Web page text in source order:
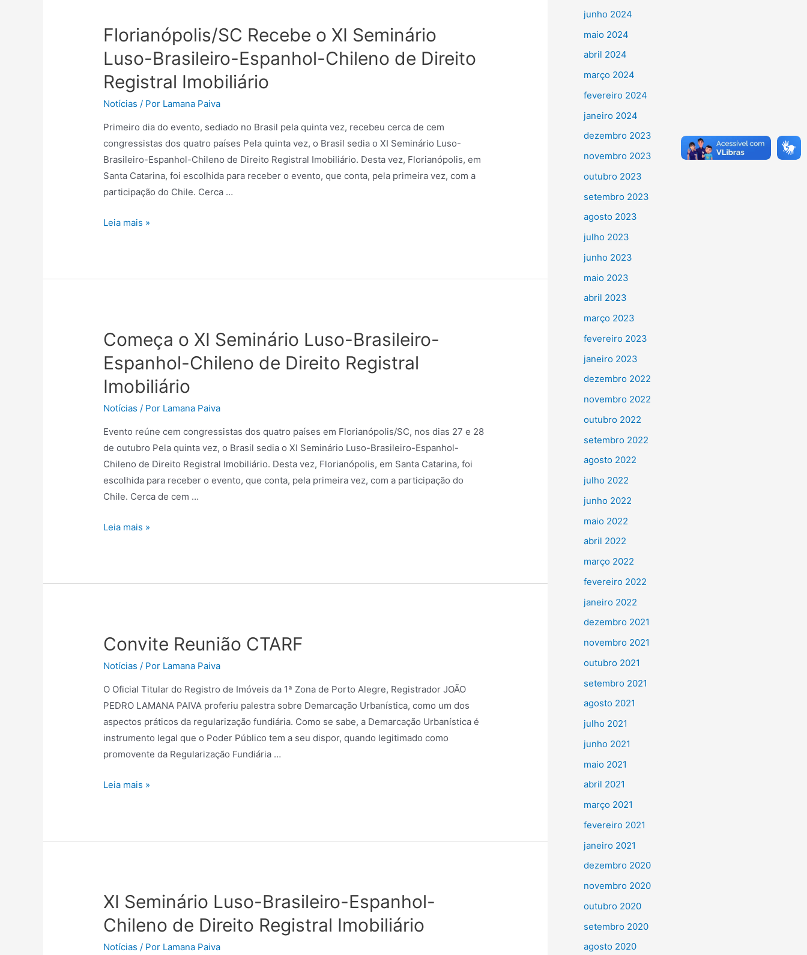
Florianópolis/SC Recebe o XI Seminário
Luso-Brasileiro-Espanhol-Chileno de Direito
Registral Imobiliário
Notícias / Por Lamana Paiva
Primeiro dia do evento, sediado no Brasil pela quinta vez, recebeu cerca de cem
congressistas dos quatro países Pela quinta vez, o Brasil sedia o XI Seminário Luso-
Brasileiro-Espanhol-Chileno de Direito Registral Imobiliário. Desta vez, Florianópolis, em
Santa Catarina, foi escolhida para receber o evento, que conta, pela primeira vez, com a
participação do Chile. Cerca …
Leia mais »
Começa o XI Seminário Luso-Brasileiro-
Espanhol-Chileno de Direito Registral
Imobiliário
Notícias / Por Lamana Paiva
Evento reúne cem congressistas dos quatro países em Florianópolis/SC, nos dias 27 e 28
de outubro Pela quinta vez, o Brasil sedia o XI Seminário Luso-Brasileiro-Espanhol-
Chileno de Direito Registral Imobiliário. Desta vez, Florianópolis, em Santa Catarina, foi
escolhida para receber o evento, que conta, pela primeira vez, com a participação do
Chile. Cerca de cem …
Leia mais »
Convite Reunião CTARF
Notícias / Por Lamana Paiva
O Oficial Titular do Registro de Imóveis da 1ª Zona de Porto Alegre, Registrador JOÃO
PEDRO LAMANA PAIVA proferiu palestra sobre Demarcação Urbanística, como um dos
aspectos práticos da regularização fundiária. Como se sabe, a Demarcação Urbanística é
instrumento legal que o Poder Público tem a seu dispor, quando legitimado como
promovente da Regularização Fundiária …
Leia mais »
XI Seminário Luso-Brasileiro-Espanhol-
Chileno de Direito Registral Imobiliário
Notícias / Por Lamana Paiva
junho 2024
maio 2024
abril 2024
março 2024
fevereiro 2024
janeiro 2024
dezembro 2023
novembro 2023
outubro 2023
setembro 2023
agosto 2023
julho 2023
junho 2023
maio 2023
abril 2023
março 2023
fevereiro 2023
janeiro 2023
dezembro 2022
novembro 2022
outubro 2022
setembro 2022
agosto 2022
julho 2022
junho 2022
maio 2022
abril 2022
março 2022
fevereiro 2022
janeiro 2022
dezembro 2021
novembro 2021
outubro 2021
setembro 2021
agosto 2021
julho 2021
junho 2021
maio 2021
abril 2021
março 2021
fevereiro 2021
janeiro 2021
dezembro 2020
novembro 2020
outubro 2020
setembro 2020
agosto 2020